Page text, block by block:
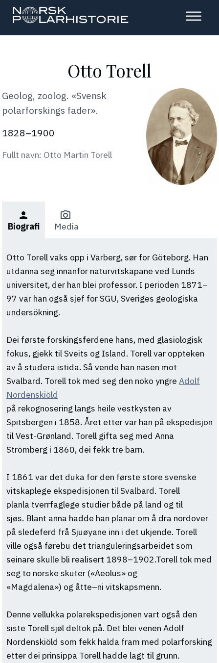
Hopp
hovedinnholdet
Polarhistorie
Otto Torell
Geolog, zoolog. «Svensk
polarforskings fader».
1828–1900
Fullt navn: Otto Martin Torell
person
Biografi
photo_camera
Media
Otto Torell vaks opp i Varberg, sør for Göteborg. Han
utdanna seg innanfor naturvitskapane ved Lunds
universitet, der han blei professor. I perioden 1871–
97 var han også sjef for SGU, Sveriges geologiska
undersökning.
Dei første forskingsferdene hans, med glasiologisk
fokus, gjekk til Sveits og Island. Torell var oppteken
av å studera istida. Så vende han nasen mot
Svalbard. Torell tok med seg den noko yngre Adolf
Nordenskiöld
på rekognosering langs heile vestkysten av
Spitsbergen i 1858. Året etter var han på ekspedisjon
til Vest-Grønland. Torell gifta seg med Anna
Strömberg i 1860, dei fekk tre barn.
I 1861 var det duka for den første store svenske
vitskaplege ekspedisjonen til Svalbard. Torell
planla tverrfaglege studier både på land og til
sjøs. Blant anna hadde han planar om å dra nordover
på sledeferd frå Sjuøyane inn i det ukjende. Torell
ville også førebu det trianguleringsarbeidet som
seinare skulle bli realisert 1898–1902.Torell tok med
seg to norske skuter («Aeolus» og
«Magdalena») og åtte–ni vitskapsmenn.
Denne vellukka polarekspedisjonen vart også den
siste Torell sjøl deltok på. Det blei venen Adolf
Nordenskiöld som fekk halda fram med polarforsking
etter dei prinsippa Torell hadde lagt til grunn.